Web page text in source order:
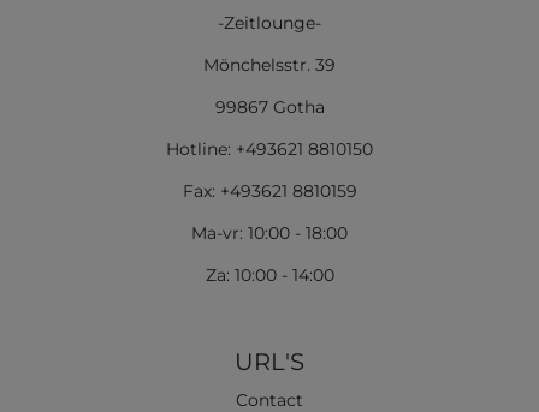
-Zeitlounge-
Mönchelsstr. 39
99867 Gotha
Hotline: +493621 8810150
Fax: +493621 8810159
Ma-vr: 10:00 - 18:00
Za: 10:00 - 14:00
URL'S
Contact